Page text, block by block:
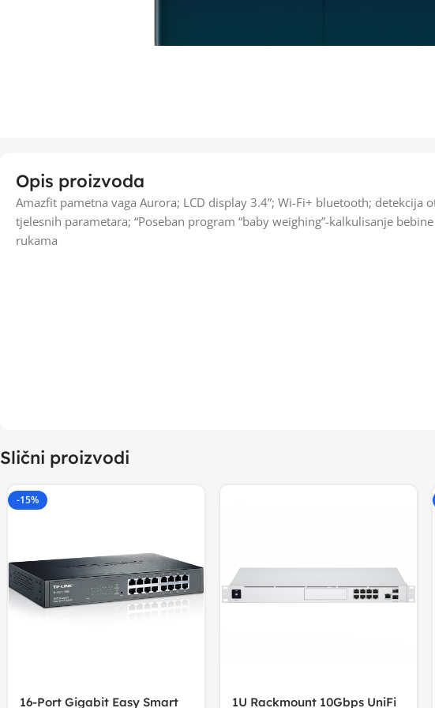
Opis proizvoda
Amazfit pametna vaga Aurora; LCD display 3.4”; Wi-Fi+ bluetooth; detekcija
tjelesnih parametara; “Poseban program “baby weighing”-kalkulisanje
rukama
Slični proizvodi
-15%
16-Port Gigabit Easy Smart 1U Rackmount 10Gbps UniFi